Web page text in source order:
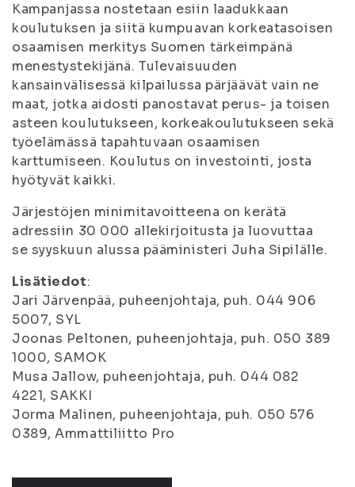
Kampanjassa nostetaan esiin laadukkaan
koulutuksen ja siitä kumpuavan korkeatasoisen
osaamisen merkitys Suomen tärkeimpänä
menestystekijänä. Tulevaisuuden
kansainvälisessä kilpailussa pärjäävät vain ne
maat, jotka aidosti panostavat perus- ja toisen
asteen koulutukseen, korkeakoulutukseen sekä
työelämässä tapahtuvaan osaamisen
karttumiseen. Koulutus on investointi, josta
hyötyvät kaikki.
Järjestöjen minimitavoitteena on kerätä
adressiin 30 000 allekirjoitusta ja luovuttaa
se syyskuun alussa pääministeri Juha Sipilälle.
Lisätiedot:
Jari Järvenpää, puheenjohtaja, puh. 044 906
5007, SYL
Joonas Peltonen, puheenjohtaja, puh. 050 389
1000, SAMOK
Musa Jallow, puheenjohtaja, puh. 044 082
4221, SAKKI
Jorma Malinen, puheenjohtaja, puh. 050 576
0389, Ammattiliitto Pro